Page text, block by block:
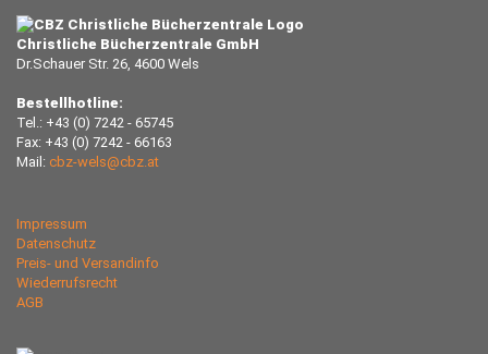
Christliche Bücherzentrale GmbH
Dr.Schauer Str. 26, 4600 Wels
Bestellhotline:
Tel.: +43 (0) 7242 - 65745
Fax: +43 (0) 7242 - 66163
Mail: cbz-wels@cbz.at
Impressum
Datenschutz
Preis- und Versandinfo
Wiederrufsrecht
AGB